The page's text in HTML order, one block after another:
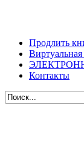
Продлить
Виртуальная
Контакты